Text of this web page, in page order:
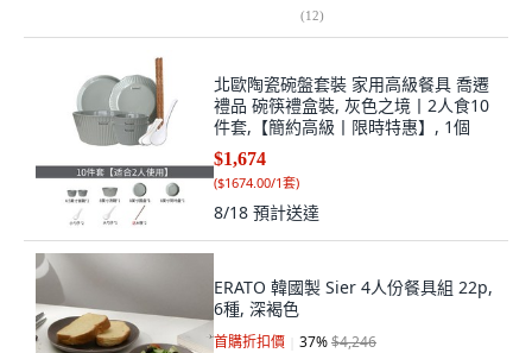
(12)
北歐陶瓷碗盤套裝 家用高級餐具 喬遷
禮品 碗筷禮盒裝, 灰色之境丨2人食10
件套,【簡約高級丨限時特惠】, 1個
$1,674
($1674.00/1套)
8/18 預計送達
ERATO 韓國製 Sier 4人份餐具組 22p,
6種, 深褐色
首購折扣價 37%$4,246